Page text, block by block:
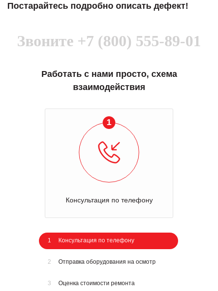
Постарайтесь подробно описать дефект!
Звоните +7 (800) 555-89-01
Работать с нами просто, схема
взаимодействия
1
Консультация по телефону
1 Консультация по телефону
2 Отправка оборудования на осмотр
3 Оценка стоимости ремонта